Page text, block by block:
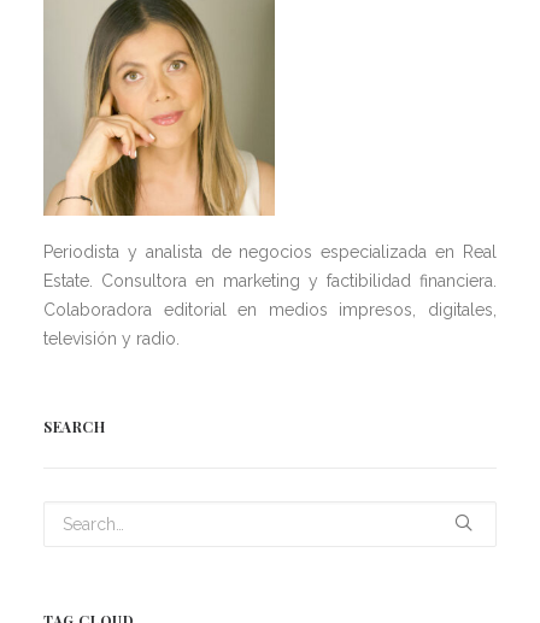
Periodista y analista de negocios especializada en Real
Estate. Consultora en marketing y factibilidad financiera.
Colaboradora editorial en medios impresos, digitales,
televisión y radio.
SEARCH